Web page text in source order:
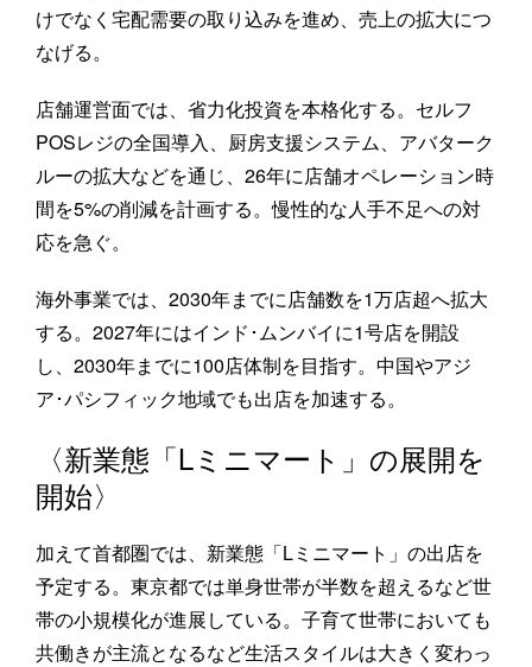
けでなく宅配需要の取り込みを進め、売上の拡大につ
なげる。
店舗運営面では、省力化投資を本格化する。セルフ
POSレジの全国導入、厨房支援システム、アバターク
ルーの拡大などを通じ、26年に店舗オペレーション時
間を5%の削減を計画する。慢性的な人手不足への対
応を急ぐ。
海外事業では、2030年までに店舗数を1万店超へ拡大
する。2027年にはインド･ムンバイに1号店を開設
し、2030年までに100店体制を目指す。中国やアジ
ア･パシフィック地域でも出店を加速する。
〈新業態「Lミニマート」の展開を
開始〉
加えて首都圏では、新業態「Lミニマート」の出店を
予定する。東京都では単身世帯が半数を超えるなど世
帯の小規模化が進展している。子育て世帯においても
共働きが主流となるなど生活スタイルは大きく変わっ